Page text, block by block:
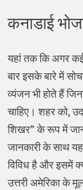
कनाडाई
यहां तक कि अगर
बार इसके बारे में
व्यंजन भी होते हैं
चाहिए। शहर को,
शिखर” के रूप में
जानकारी के साथ
विविध है और इसमें
उत्तरी अमेरिका के